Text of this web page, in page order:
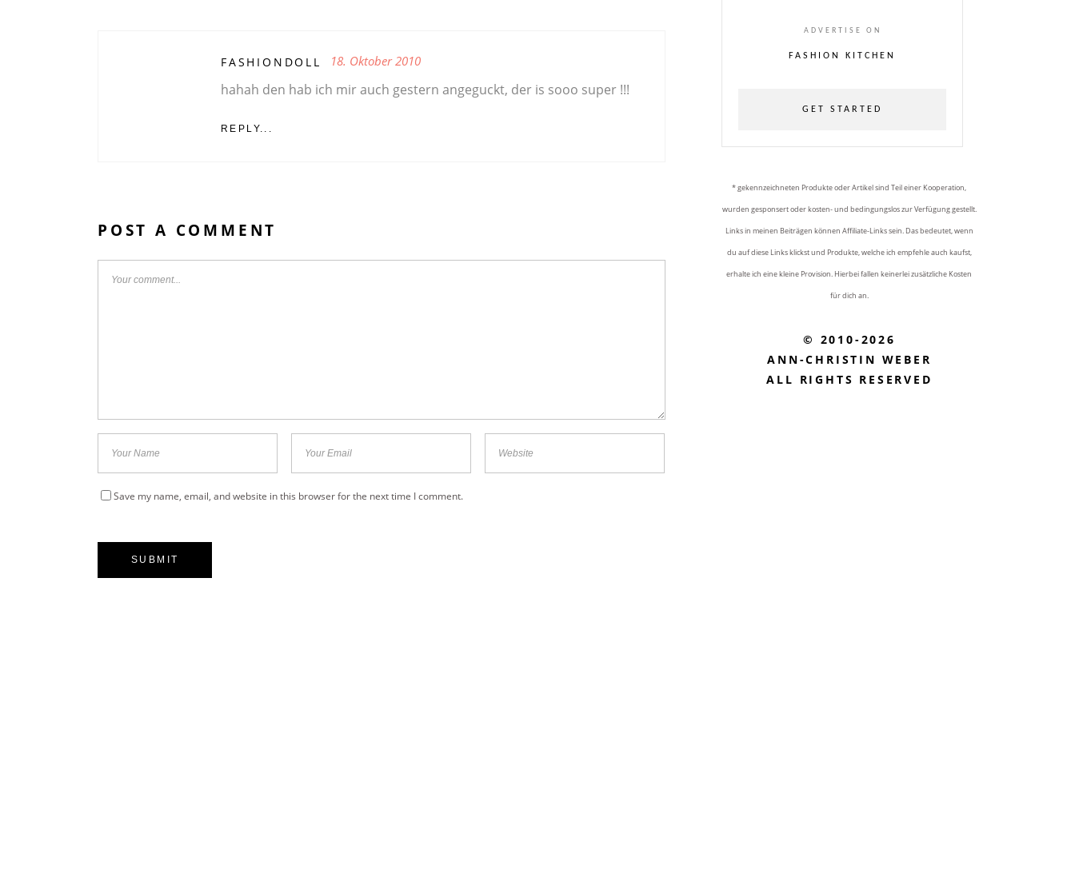
FASHIONDOLL 18. Oktober 2010
hahah den hab ich mir auch gestern angeguckt, der is sooo super !!!
REPLY...
POST A COMMENT
Save my name, email, and website in this browser for the next time I comment.
ADVERTISE ON
FASHION KITCHEN
GET STARTED
* gekennzeichneten Produkte oder Artikel sind Teil einer Kooperation,
wurden gesponsert oder kosten- und bedingungslos zur Verfügung gestellt.
Links in meinen Beiträgen können Affiliate-Links sein. Das bedeutet, wenn
du auf diese Links klickst und Produkte, welche ich empfehle auch kaufst,
erhalte ich eine kleine Provision. Hierbei fallen keinerlei zusätzliche Kosten
für dich an.
© 2010-2026
ANN-CHRISTIN WEBER
ALL RIGHTS RESERVED